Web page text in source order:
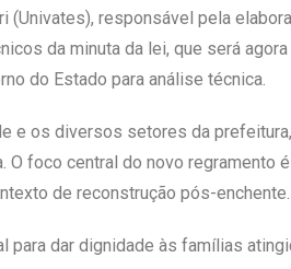
(Univates), responsável pela
da minuta da lei, que será agora
do Estado para análise técnica.
e os diversos setores da
O foco central do novo regramento
de reconstrução pós-enchente.
dar dignidade às famílias